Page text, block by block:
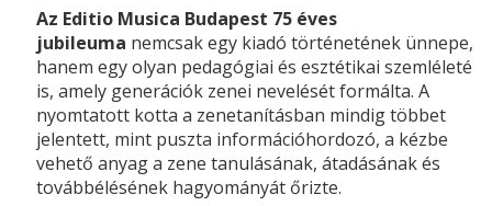
Az Editio Musica Budapest 75 éves
jubileuma nemcsak egy kiadó történetének ünnepe,
hanem egy olyan pedagógiai és esztétikai szemléleté
is, amely generációk zenei nevelését formálta. A
nyomtatott kotta a zenetanításban mindig többet
jelentett, mint puszta információhordozó, a kézbe
vehető anyag a zene tanulásának, átadásának és
továbbélésének hagyományát őrizte.